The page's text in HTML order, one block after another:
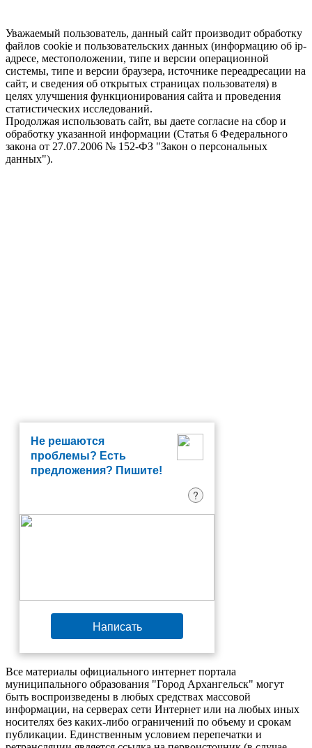
Уважаемый пользователь, данный сайт производит обработку
файлов cookie и пользовательских данных (информацию об ip-
адресе, местоположении, типе и версии операционной
системы, типе и версии браузера, источнике переадресации на
сайт, и сведения об открытых страницах пользователя) в
целях улучшения функционирования сайта и проведения
статистических исследований.
Продолжая использовать сайт, вы даете согласие на сбор и
обработку указанной информации (Статья 6 Федерального
закона от 27.07.2006 № 152-ФЗ "Закон о персональных
данных").
Не решаются
проблемы? Есть
предложения? Пишите!
?
Написать
Все материалы официального интернет портала
муниципального образования "Город Архангельск" могут
быть воспроизведены в любых средствах массовой
информации, на серверах сети Интернет или на любых иных
носителях без каких-либо ограничений по объему и срокам
публикации. Единственным условием перепечатки и